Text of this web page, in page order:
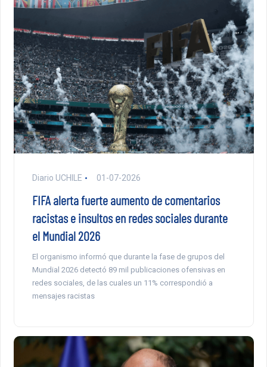
Diario UCHILE 01-07-2026
FIFA alerta fuerte aumento de comentarios
racistas e insultos en redes sociales durante
el Mundial 2026
El organismo informó que durante la fase de grupos del
Mundial 2026 detectó 89 mil publicaciones ofensivas en
redes sociales, de las cuales un 11% correspondió a
mensajes racistas